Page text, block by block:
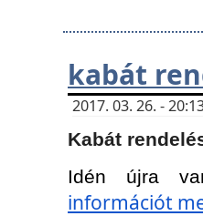
kabát
2017. 03. 26. -
Kabát
Idén újra
információt